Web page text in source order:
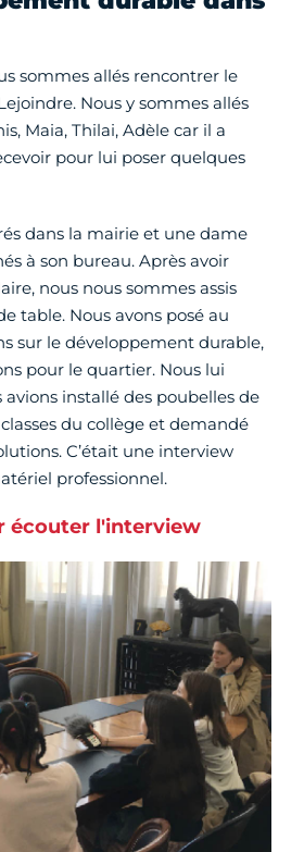
sommes allés rencontrer le
Nous y sommes allés
Maia, Thilai, Adèle car il a
pour lui poser quelques
dans la mairie et une dame
à son bureau. Après avoir
nous nous sommes assis
table. Nous avons posé au
sur le développement durable,
pour le quartier. Nous lui
installé des poubelles de
du collège et demandé
C’était une interview
professionnel.
écouter l'interview